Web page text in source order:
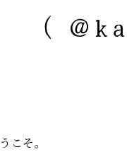
（
こそ。